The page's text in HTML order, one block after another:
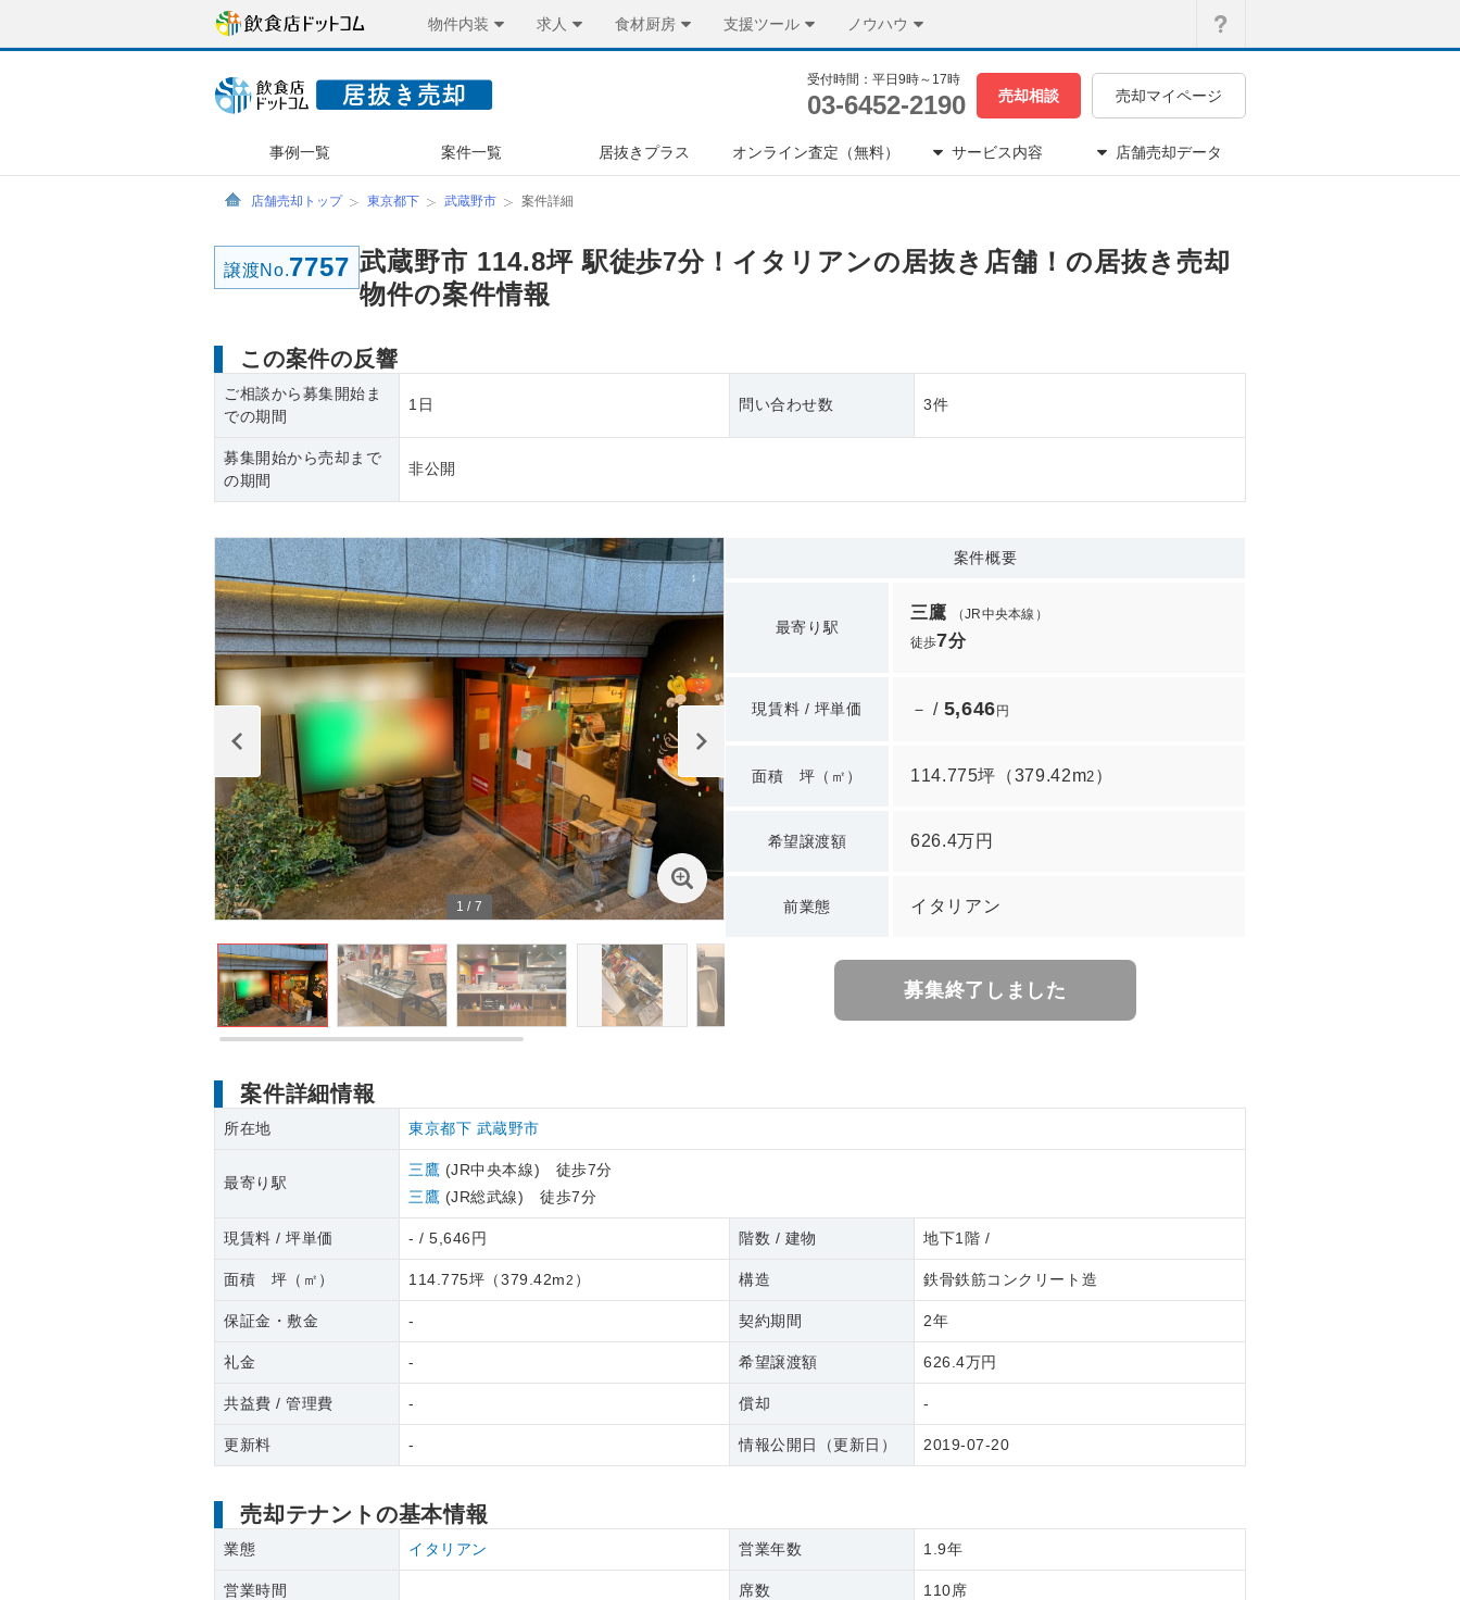
物件内装 求人 食材厨房 支援ツール ノウハウ
受付時間：平日9時～17時
03-6452-2190 売却相談 売却マイページ
事例一覧 案件一覧 居抜きプラス オンライン査定（無料） サービス内容 店舗売却データ
店舗売却トップ 東京都下 武蔵野市 案件詳細
譲渡No.7757 武蔵野市 114.8坪 駅徒歩7分！イタリアンの居抜き店舗！の居抜き売却
物件の案件情報
この案件の反響
ご相談から募集開始ま
での期間
1日 問い合わせ数 3件
募集開始から売却まで
の期間
非公開
1 / 7
案件概要
最寄り駅
三鷹
（JR中央本線）
徒歩7分
現賃料 / 坪単価 － / 5,646 円
面積 坪（㎡） 114.775坪 （379.42m2 ）
希望譲渡額 626.4万円
前業態 イタリアン
募集終了しました
案件詳細情報
所在地 東京都下 武蔵野市
最寄り駅
三鷹 (JR中央本線) 徒歩7分
三鷹 (JR総武線) 徒歩7分
現賃料 / 坪単価 - / 5,646円 階数 / 建物 地下1階 /
面積 坪（㎡） 114.775坪 （379.42m2 ） 構造 鉄骨鉄筋コンクリート造
保証金・敷金 - 契約期間 2年
礼金 - 希望譲渡額 626.4万円
共益費 / 管理費 - 償却 -
更新料 - 情報公開日（更新日） 2019-07-20
売却テナントの基本情報
業態 イタリアン 営業年数 1.9年
営業時間 席数 110席